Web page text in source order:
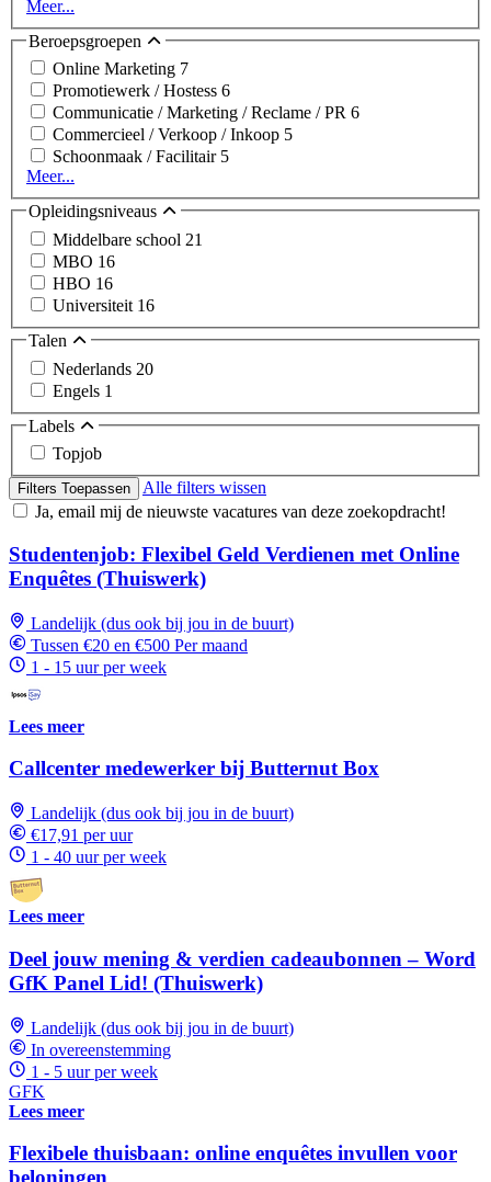
Meer...
Beroepsgroepen
Online Marketing 7
Promotiewerk / Hostess 6
Communicatie / Marketing / Reclame / PR 6
Commercieel / Verkoop / Inkoop 5
Schoonmaak / Facilitair 5
Meer...
Opleidingsniveaus
Middelbare school 21
MBO 16
HBO 16
Universiteit 16
Talen
Nederlands 20
Engels 1
Labels
Topjob
Filters Toepassen
Alle filters wissen
Ja, email mij de nieuwste vacatures van deze zoekopdracht!
Studentenjob: Flexibel Geld Verdienen met Online
Enquêtes (Thuiswerk)
Landelijk (dus ook bij jou in de buurt)
Tussen €20 en €500 Per maand
1 - 15 uur per week
Lees meer
Callcenter medewerker bij Butternut Box
Landelijk (dus ook bij jou in de buurt)
€17,91 per uur
1 - 40 uur per week
Lees meer
Deel jouw mening & verdien cadeaubonnen – Word
GfK Panel Lid! (Thuiswerk)
Landelijk (dus ook bij jou in de buurt)
In overeenstemming
1 - 5 uur per week
GFK
Lees meer
Flexibele thuisbaan: online enquêtes invullen voor
beloningen